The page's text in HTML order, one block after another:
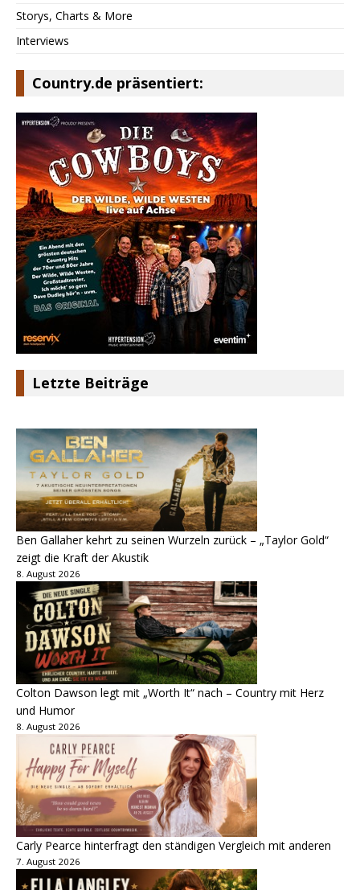
Storys, Charts & More
Interviews
Country.de präsentiert:
Letzte Beiträge
Ben Gallaher kehrt zu seinen Wurzeln zurück – „Taylor Gold“
zeigt die Kraft der Akustik
8. August 2026
Colton Dawson legt mit „Worth It“ nach – Country mit Herz
und Humor
8. August 2026
Carly Pearce hinterfragt den ständigen Vergleich mit anderen
7. August 2026